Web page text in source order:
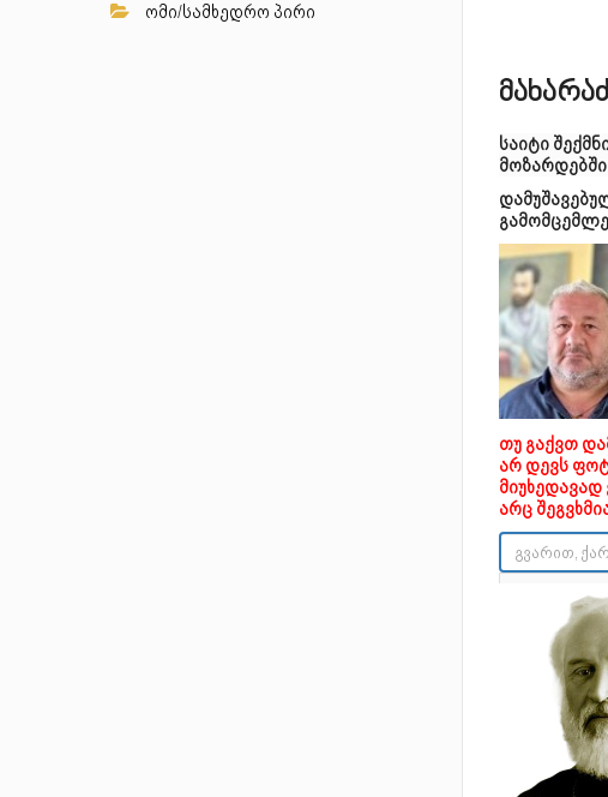
ომი/სამხედრო პირი
საიტი
თუ გაქვთ
არ დევს
არც